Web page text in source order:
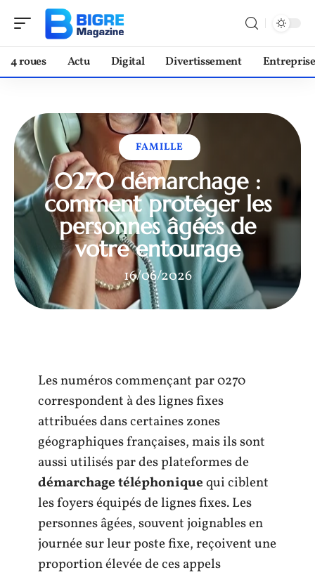
4 roues Actu Digital Divertissement Entreprise
FAMILLE
0270 démarchage :
comment protéger les
personnes âgées de
votre entourage
16/06/2026
Les numéros commençant par 0270
correspondent à des lignes fixes
attribuées dans certaines zones
géographiques françaises, mais ils sont
aussi utilisés par des plateformes de
démarchage téléphoniquequi ciblent
les foyers équipés de lignes fixes. Les
personnes âgées, souvent joignables en
journée sur leur poste fixe, reçoivent une
proportion élevée de ces appels